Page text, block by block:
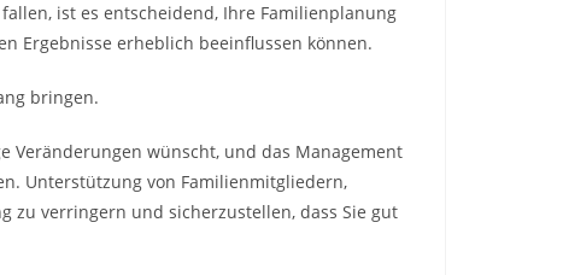
ist es entscheidend, Ihre Familienplanung
Ergebnisse erheblich beeinflussen können.
bringen.
Veränderungen wünscht, und das Management
Unterstützung von Familienmitgliedern,
zu verringern und sicherzustellen, dass Sie gut